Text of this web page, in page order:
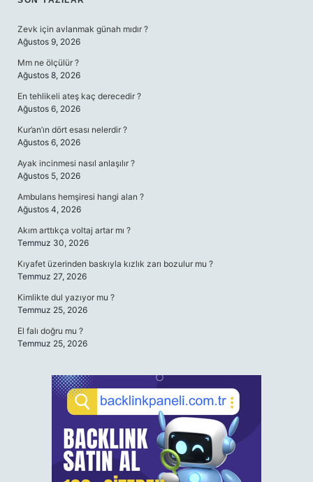
SIDEBAR
Zevk için avlanmak günah mıdır ?
Ağustos 9, 2026
Mm ne ölçülür ?
Ağustos 8, 2026
En tehlikeli ateş kaç derecedir ?
Ağustos 6, 2026
Kur’an’ın dört esası nelerdir ?
Ağustos 6, 2026
Ayak incinmesi nasıl anlaşılır ?
Ağustos 5, 2026
Ambulans hemşiresi hangi alan ?
Ağustos 4, 2026
Akım arttıkça voltaj artar mı ?
Temmuz 30, 2026
Kıyafet üzerinden baskıyla kızlık zarı bozulur mu ?
Temmuz 27, 2026
Kimlikte dul yazıyor mu ?
Temmuz 25, 2026
El falı doğru mu ?
Temmuz 25, 2026